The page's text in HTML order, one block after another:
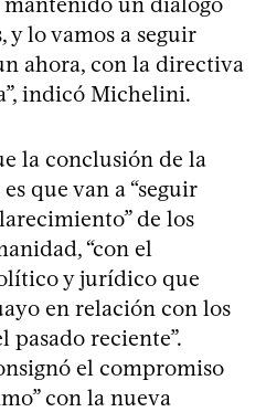
lo vamos a seguir
ahora, con la directiva
indicó Michelini.
la conclusión de la
que van a “seguir
de los
“con el
y jurídico que
en relación con los
pasado reciente”.
el compromiso
con la nueva